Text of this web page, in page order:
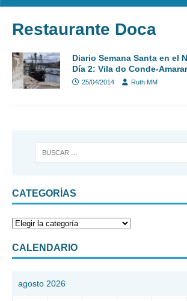
Restaurante Doca
Diario Semana Santa en el
Día 2: Vila do Conde-
25/04/2014 Ruth MM
CATEGORÍAS
CALENDARIO
agosto 2026